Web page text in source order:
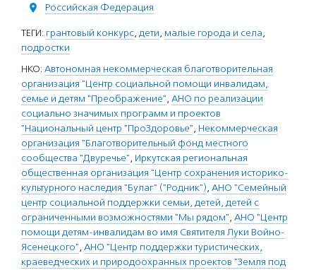
Российская Федерация
ТЕГИ: грантовый конкурс, дети, малые города и села,
подростки
НКО: Автономная некоммерческая благотворительная
организация "Центр социальной помощи инвалидам,
семье и детям "Преображение", АНО по реализации
социально значимых программ и проектов
"Национальный центр "ПроЗдоровье", Некоммерческая
организация "Благотворительный фонд местного
сообщества "Двуречье", Иркутская региональная
общественная организация "Центр сохранения историко-
культурного наследия "Булаг" ("Родник"), АНО "Семейный
центр социальной поддержки семьи, детей, детей с
ограниченными возможностями "Мы рядом", АНО "Центр
помощи детям-инвалидам во имя Святителя Луки Войно-
Ясенецкого", АНО "Центр поддержки туристических,
краеведческих и природоохранных проектов "Земля под